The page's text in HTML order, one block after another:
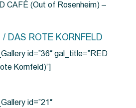
CAFÉ (Out of Rosenheim) –
/ DAS ROTE KORNFELD
id=”36″ gal_title=”RED
Kornfeld)”]
id=”21″